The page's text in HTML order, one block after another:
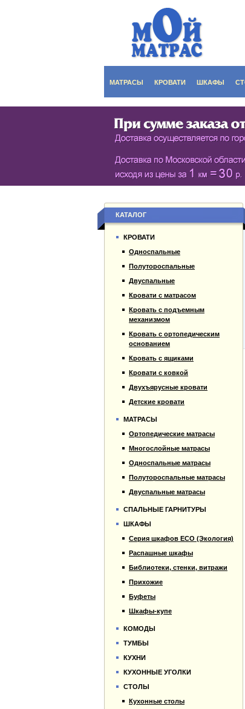
МАТРАСЫ КРОВАТИ ШКАФЫ
СЕРИЯ
БУФЕТЫ
КАТАЛОГ
КРОВАТИ
Односпальные
Полутороспальные
Двуспальные
Кровати с матрасом
Кровать с подъемным
механизмом
Кровать с ортопедическим
основанием
Кровать с ящиками
Кровати с ковкой
Двухъярусные кровати
Детские кровати
МАТРАСЫ
Ортопедические матрасы
Многослойные матрасы
Односпальные матрасы
Полутороспальные матрасы
Двуспальные матрасы
СПАЛЬНЫЕ ГАРНИТУРЫ
ШКАФЫ
Серия шкафов ECO (Экология)
Распашные шкафы
Библиотеки, стенки, витражи
Прихожие
Буфеты
Шкафы-купе
КОМОДЫ
ТУМБЫ
КУХНИ
КУХОННЫЕ УГОЛКИ
СТОЛЫ
Кухонные столы
Гарантии
Оплата и доставка
Прайс-лист
Контакты